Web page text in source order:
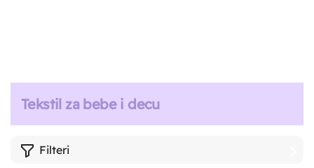
Tekstil za bebe i decu
Filteri